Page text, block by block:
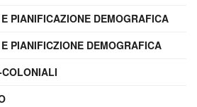
PIANIFICAZIONE DEMOGRAFICA
PIANIFICZIONE DEMOGRAFICA